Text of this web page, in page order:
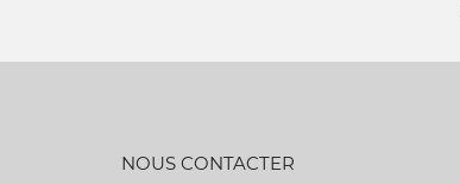
NOUS CONTACTER